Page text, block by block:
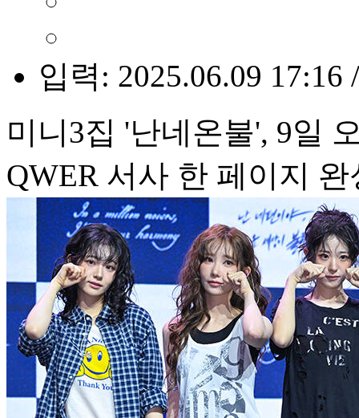
입력: 2025.06.09 17:16
미니3집 '난네온불', 9일
QWER 서사 한 페이지